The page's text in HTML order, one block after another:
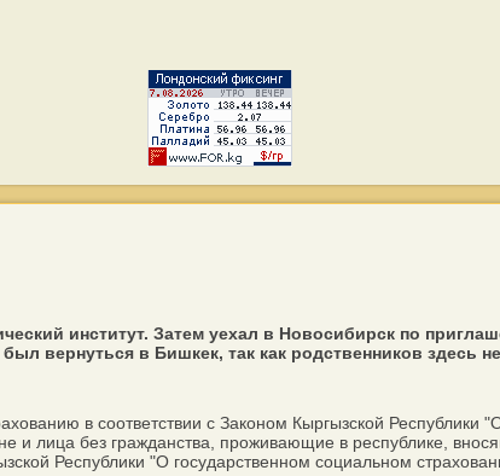
институт. Затем уехал в Новосибирск по
вернуться в Бишкек, так как родственников здесь
в соответствии с Законом Кыргызской
и лица без гражданства, проживающие в республике,
Республики "О государственном социальном